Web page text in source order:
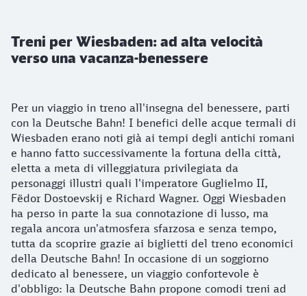
Treni per Wiesbaden: ad alta velocità
verso una vacanza-benessere
Per un viaggio in treno all'insegna del benessere, parti
con la Deutsche Bahn! I benefici delle acque termali di
Wiesbaden erano noti già ai tempi degli antichi romani
e hanno fatto successivamente la fortuna della città,
eletta a meta di villeggiatura privilegiata da
personaggi illustri quali l'imperatore Guglielmo II,
Fëdor Dostoevskij e Richard Wagner. Oggi Wiesbaden
ha perso in parte la sua connotazione di lusso, ma
regala ancora un'atmosfera sfarzosa e senza tempo,
tutta da scoprire grazie ai biglietti del treno economici
della Deutsche Bahn! In occasione di un soggiorno
dedicato al benessere, un viaggio confortevole è
d'obbligo: la Deutsche Bahn propone comodi treni ad